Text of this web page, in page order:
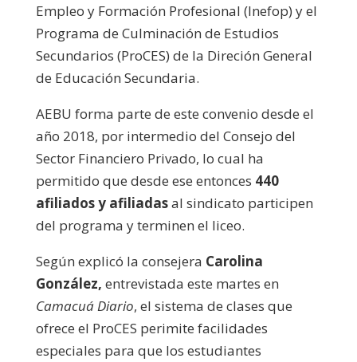
Empleo y Formación Profesional (Inefop) y el
Programa de Culminación de Estudios
Secundarios (ProCES) de la Direción General
de Educación Secundaria.
AEBU forma parte de este convenio desde el
año 2018, por intermedio del Consejo del
Sector Financiero Privado, lo cual ha
permitido que desde ese entonces 440
afiliados y afiliadasal sindicato participen
del programa y terminen el liceo.
Según explicó la consejera Carolina
González, entrevistada este martes en
Camacuá Diario, el sistema de clases que
ofrece el ProCES perimite facilidades
especiales para que los estudiantes